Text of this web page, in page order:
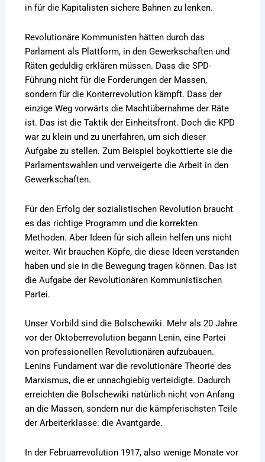
in für die Kapitalisten sichere Bahnen zu lenken.
Revolutionäre Kommunisten hätten durch das
Parlament als Plattform, in den Gewerkschaften und
Räten geduldig erklären müssen. Dass die SPD-
Führung nicht für die Forderungen der Massen,
sondern für die Konterrevolution kämpft. Dass der
einzige Weg vorwärts die Machtübernahme der Räte
ist. Das ist die Taktik der Einheitsfront. Doch die KPD
war zu klein und zu unerfahren, um sich dieser
Aufgabe zu stellen. Zum Beispiel boykottierte sie die
Parlamentswahlen und verweigerte die Arbeit in den
Gewerkschaften.
Für den Erfolg der sozialistischen Revolution braucht
es das richtige Programm und die korrekten
Methoden. Aber Ideen für sich allein helfen uns nicht
weiter. Wir brauchen Köpfe, die diese Ideen verstanden
haben und sie in die Bewegung tragen können. Das ist
die Aufgabe der Revolutionären Kommunistischen
Partei.
Unser Vorbild sind die Bolschewiki. Mehr als 20 Jahre
vor der Oktoberrevolution begann Lenin, eine Partei
von professionellen Revolutionären aufzubauen.
Lenins Fundament war die revolutionäre Theorie des
Marxismus, die er unnachgiebig verteidigte. Dadurch
erreichten die Bolschewiki natürlich nicht von Anfang
an die Massen, sondern nur die kämpferischsten Teile
der Arbeiterklasse: die Avantgarde.
In der Februarrevolution 1917, also wenige Monate vor